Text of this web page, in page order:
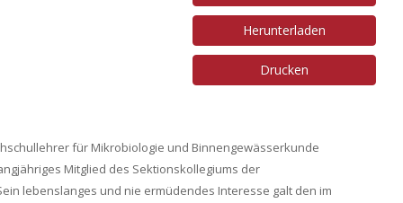
Herunterladen
Drucken
für Mikrobiologie und Binnengewässerkunde
Mitglied des Sektionskollegiums der
lebenslanges und nie ermüdendes Interesse galt den im